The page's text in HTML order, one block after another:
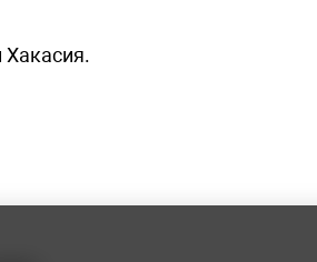
Хакасия.